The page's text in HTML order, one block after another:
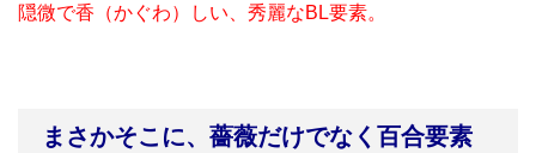
隠微で香（かぐわ）しい、秀麗なBL要素。
まさかそこに、薔薇だけでなく百合要素